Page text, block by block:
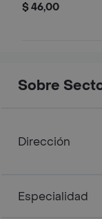
$ 46,00
Sobre
Dirección
Especialidad